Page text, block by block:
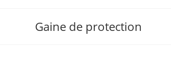
Gaine de protection